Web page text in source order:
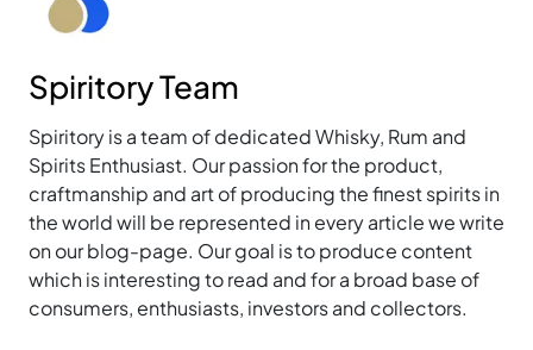
Spiritory Team
Spiritory is a team of dedicated Whisky, Rum and
Spirits Enthusiast. Our passion for the product,
craftmanship and art of producing the finest spirits in
the world will be represented in every article we write
on our blog-page. Our goal is to produce content
which is interesting to read and for a broad base of
consumers, enthusiasts, investors and collectors.